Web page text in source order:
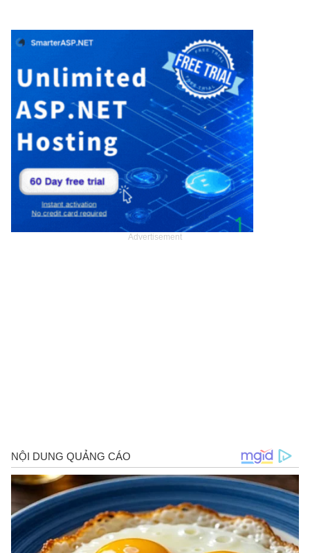
Advertisement